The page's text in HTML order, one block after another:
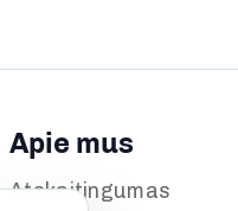
Apie mus
Atskaitingumas